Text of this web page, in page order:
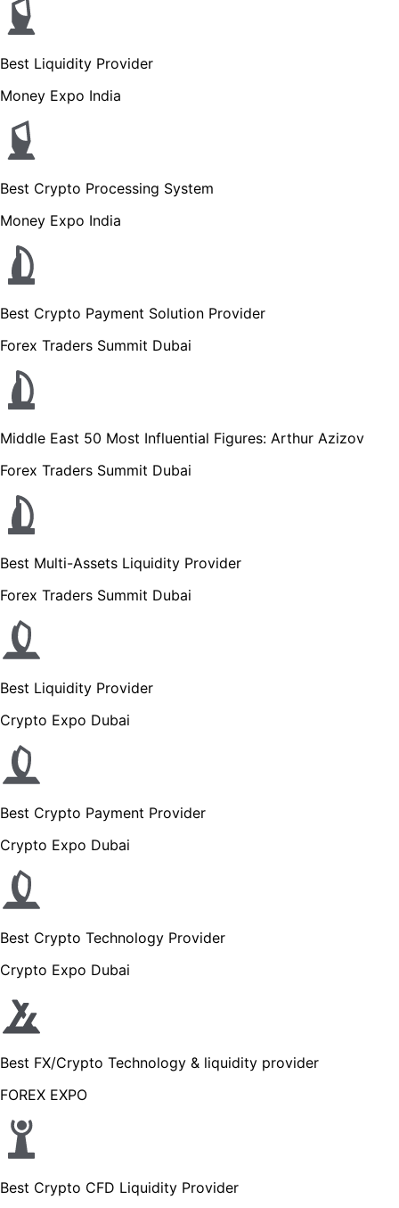
Best Liquidity Provider
Money Expo India
Best Crypto Processing System
Money Expo India
Best Crypto Payment Solution Provider
Forex Traders Summit Dubai
Middle East 50 Most Influential Figures: Arthur Azizov
Forex Traders Summit Dubai
Best Multi-Assets Liquidity Provider
Forex Traders Summit Dubai
Best Liquidity Provider
Crypto Expo Dubai
Best Crypto Payment Provider
Crypto Expo Dubai
Best Crypto Technology Provider
Crypto Expo Dubai
Best FX/Crypto Technology & liquidity provider
FOREX EXPO
Best Crypto CFD Liquidity Provider